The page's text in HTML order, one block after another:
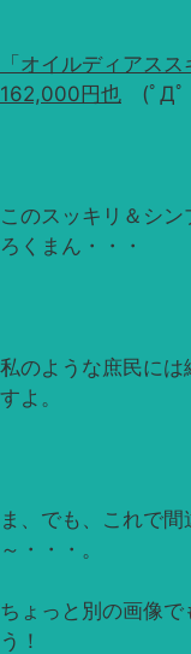
「オイルディアス
162,000円也 (ﾟДﾟ
このスッキリ＆シ
ろくまん・・・
私のような庶民には
すよ。
ま、でも、これで
～・・・。
ちょっと別の画像
う！